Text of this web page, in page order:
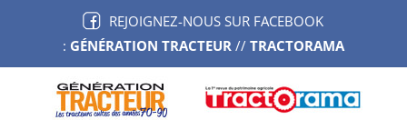
REJOIGNEZ-NOUS SUR FACEBOOK
: GÉNÉRATION TRACTEUR// TRACTORAMA